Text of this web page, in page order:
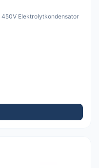
450V Elektrolytkondensator